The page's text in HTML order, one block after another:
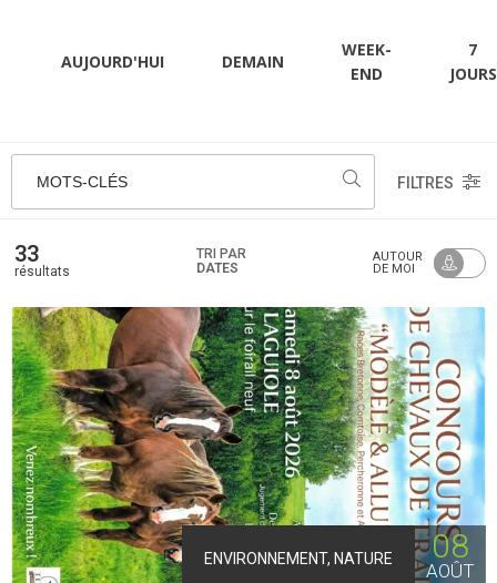
AUJOURD'HUI DEMAIN
WEEK-
END
7
JOURS
MOTS-CLÉS FILTRES
33
résultats
TRI PAR
DATES
AUTOUR
DE MOI
ENVIRONNEMENT, NATURE 08
AOÛT